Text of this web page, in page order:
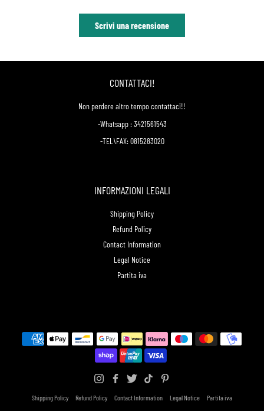
Scrivi una recensione
CONTATTACI!
Non perdere altro tempo contattaci!!
-Whatsapp : 3421561543
-TEL\FAX: 0815283020
INFORMAZIONI LEGALI
Shipping Policy
Refund Policy
Contact Information
Legal Notice
Partita iva
Shipping Policy Refund Policy Contact Information Legal Notice Partita iva